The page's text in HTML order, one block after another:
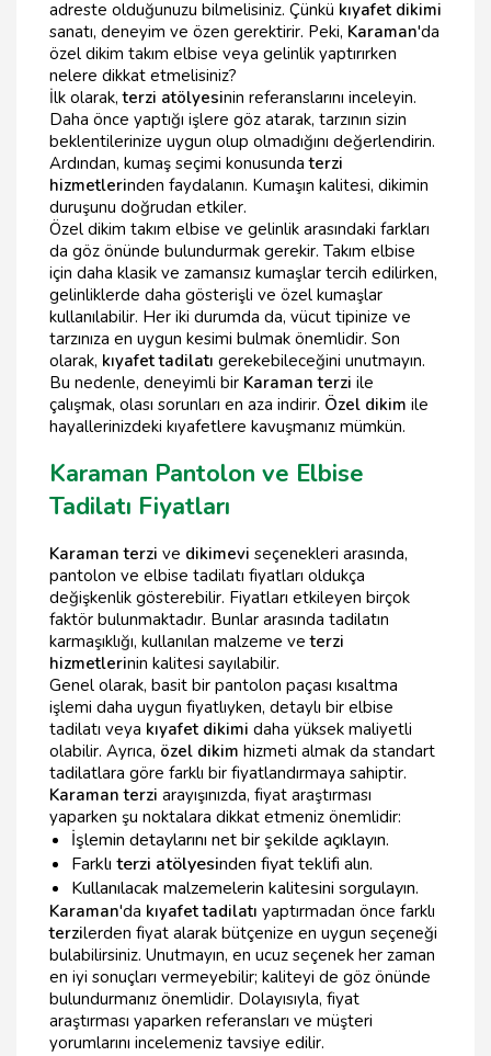
adreste olduğunuzu bilmelisiniz. Çünkü kıyafet dikimi
sanatı, deneyim ve özen gerektirir. Peki, Karaman'da
özel dikim takım elbise veya gelinlik yaptırırken
nelere dikkat etmelisiniz?
İlk olarak,terzi atölyesinin referanslarını inceleyin.
Daha önce yaptığı işlere göz atarak, tarzının sizin
beklentilerinize uygun olup olmadığını değerlendirin.
Ardından, kumaş seçimi konusundaterzi
hizmetlerinden faydalanın. Kumaşın kalitesi, dikimin
duruşunu doğrudan etkiler.
Özel dikim takım elbise ve gelinlik arasındaki farkları
da göz önünde bulundurmak gerekir. Takım elbise
için daha klasik ve zamansız kumaşlar tercih edilirken,
gelinliklerde daha gösterişli ve özel kumaşlar
kullanılabilir. Her iki durumda da, vücut tipinize ve
tarzınıza en uygun kesimi bulmak önemlidir. Son
olarak, kıyafet tadilatı gerekebileceğini unutmayın.
Bu nedenle, deneyimli bir Karaman terzi ile
çalışmak, olası sorunları en aza indirir. Özel dikim ile
hayallerinizdeki kıyafetlere kavuşmanız mümkün.
Karaman Pantolon ve Elbise
Tadilatı Fiyatları
Karaman terzi ve dikimevi seçenekleri arasında,
pantolon ve elbise tadilatı fiyatları oldukça
değişkenlik gösterebilir. Fiyatları etkileyen birçok
faktör bulunmaktadır. Bunlar arasında tadilatın
karmaşıklığı, kullanılan malzeme veterzi
hizmetlerinin kalitesi sayılabilir.
Genel olarak, basit bir pantolon paçası kısaltma
işlemi daha uygun fiyatlıyken, detaylı bir elbise
tadilatı veya kıyafet dikimi daha yüksek maliyetli
olabilir. Ayrıca, özel dikim hizmeti almak da standart
tadilatlara göre farklı bir fiyatlandırmaya sahiptir.
Karaman terzi arayışınızda, fiyat araştırması
yaparken şu noktalara dikkat etmeniz önemlidir:
İşlemin detaylarını net bir şekilde açıklayın.
Farklı terzi atölyesinden fiyat teklifi alın.
Kullanılacak malzemelerin kalitesini sorgulayın.
Karaman'da kıyafet tadilatı yaptırmadan önce farklı
terzilerden fiyat alarak bütçenize en uygun seçeneği
bulabilirsiniz. Unutmayın, en ucuz seçenek her zaman
en iyi sonuçları vermeyebilir; kaliteyi de göz önünde
bulundurmanız önemlidir. Dolayısıyla, fiyat
araştırması yaparken referansları ve müşteri
yorumlarını incelemeniz tavsiye edilir.